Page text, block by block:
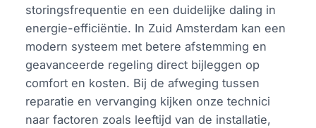
storingsfrequentie en een duidelijke daling in
energie-efficiëntie. In Zuid Amsterdam kan een
modern systeem met betere afstemming en
geavanceerde regeling direct bijleggen op
comfort en kosten. Bij de afweging tussen
reparatie en vervanging kijken onze technici
naar factoren zoals leeftijd van de installatie,